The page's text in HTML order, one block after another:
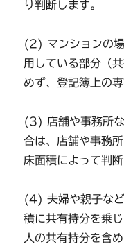
り判断します。
(2) マンションの
用している部分（
めず、登記簿上の
(3) 店舗や事務所
合は、店舗や事務
床面積によって判断
(4) 夫婦や親子な
積に共有持分を乗
人の共有持分を含